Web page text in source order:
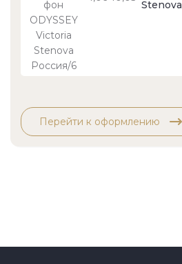
Stenova
Перейти к оформлению